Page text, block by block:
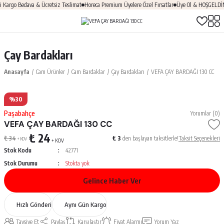
Bedava & Ücretsiz Teslimat Horeca Premium Üyelere Özel Fırsatlar Üye Ol &
Çay Bardakları
Anasayfa Cam Ürünler Cam Bardaklar Çay Bardakları VEFA ÇAY BARDAĞI 130 CC
%30
Paşabahçe Yorumlar (0)
VEFA ÇAY BARDAĞI 130 CC
₺ 34 + KDV ₺ 24 + KDV ₺ 3 den başlayan taksitlerle!Taksit Seçenekleri
Stok Kodu
42771
Stok Durumu
Stokta yok
Gelince Haber Ver
Hızlı Gönderi Aynı Gün Kargo
Tavsiye Et Paylaş Karşılaştır Fiyat Alarmı Yorum Yaz